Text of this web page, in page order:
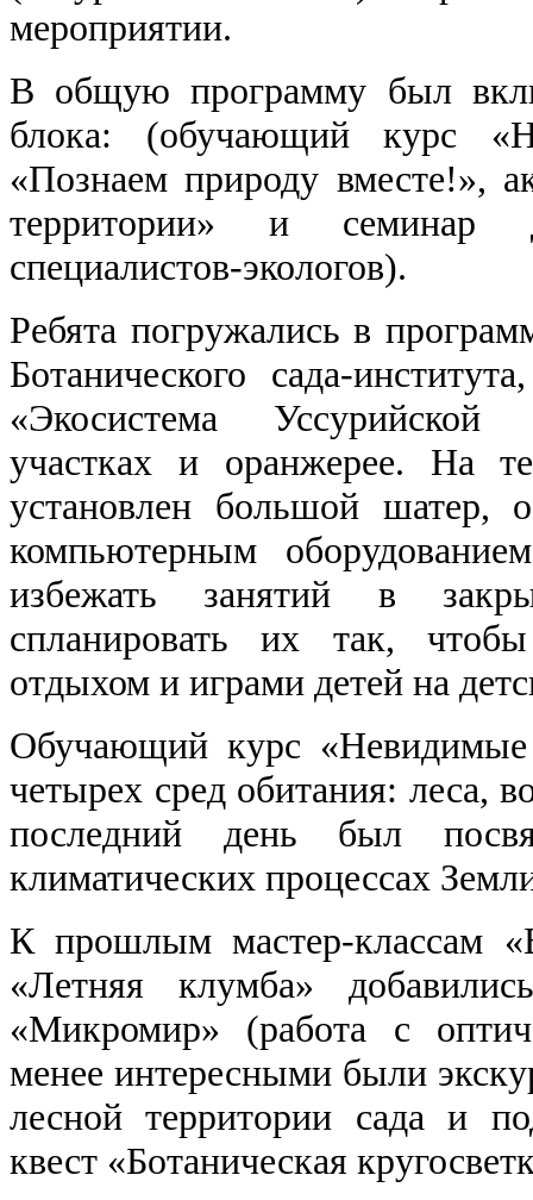
мероприятии.
В общую программу был
блока: (обучающий курс
«Познаем природу вместе!»,
территории» и семинар
специалистов-экологов).
Ребята погружались в
Ботанического сада-
«Экосистема Уссурийской
участках и оранжерее. На
установлен большой шатер,
компьютерным
избежать занятий в
спланировать их так,
отдыхом и играми детей на
Обучающий курс
четырех сред обитания: леса,
последний день был
климатических процессах
К прошлым мастер-классам
«Летняя клумба»
«Микромир» (работа с
менее интересными были
лесной территории сада и
квест «Ботаническая